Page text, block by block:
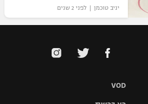
יניב טוכמן | לפני 2 שנים
VOD